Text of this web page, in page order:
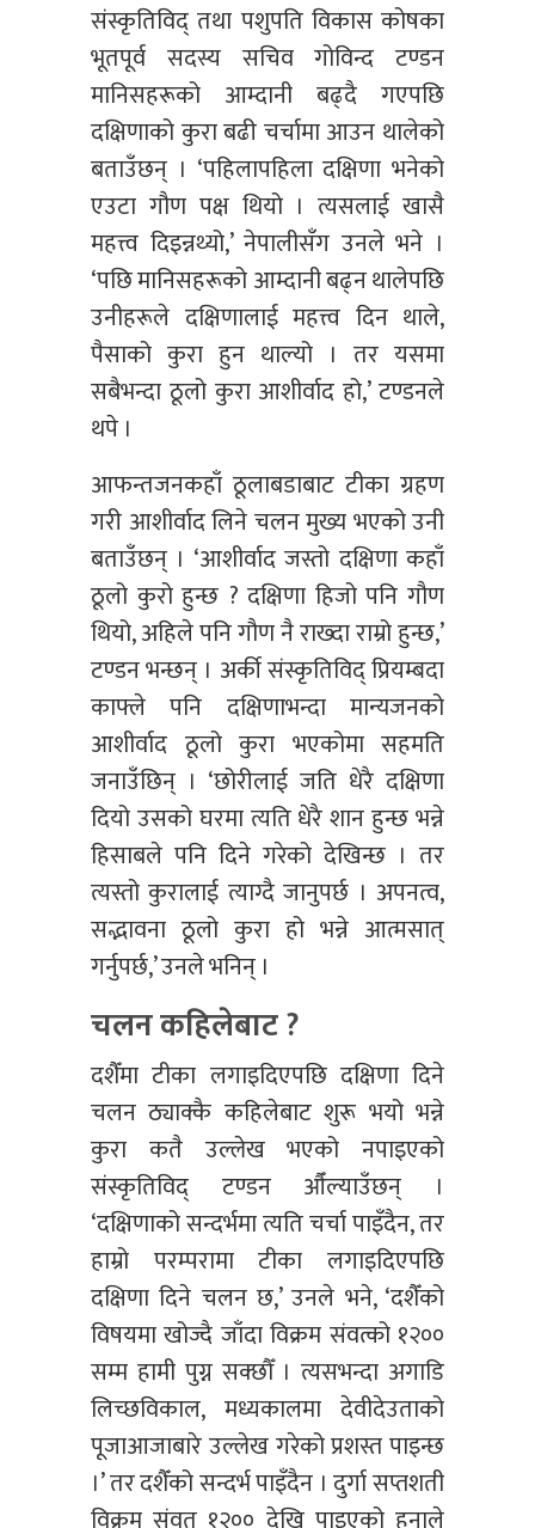
संस्कृतिविद् तथा पशुपति विकास कोषका
भूतपूर्व सदस्य सचिव गोविन्द टण्डन
मानिसहरूको आम्दानी बढ्दै गएपछि
दक्षिणाको कुरा बढी चर्चामा आउन थालेको
बताउँछन् । ‘पहिलापहिला दक्षिणा भनेको
एउटा गौण पक्ष थियो । त्यसलाई खासै
महत्त्व दिइन्नथ्यो,’ नेपालीसँग उनले भने ।
‘पछि मानिसहरूको आम्दानी बढ्न थालेपछि
उनीहरूले दक्षिणालाई महत्त्व दिन थाले,
पैसाको कुरा हुन थाल्यो । तर यसमा
सबैभन्दा ठूलो कुरा आशीर्वाद हो,’ टण्डनले
थपे ।
आफन्तजनकहाँ ठूलाबडाबाट टीका ग्रहण
गरी आशीर्वाद लिने चलन मुख्य भएको उनी
बताउँछन् । ‘आशीर्वाद जस्तो दक्षिणा कहाँ
ठूलो कुरो हुन्छ ? दक्षिणा हिजो पनि गौण
थियो, अहिले पनि गौण नै राख्दा राम्रो हुन्छ,’
टण्डन भन्छन् । अर्की संस्कृतिविद् प्रियम्बदा
काफ्ले पनि दक्षिणाभन्दा मान्यजनको
आशीर्वाद ठूलो कुरा भएकोमा सहमति
जनाउँछिन् । ‘छोरीलाई जति धेरै दक्षिणा
दियो उसको घरमा त्यति धेरै शान हुन्छ भन्ने
हिसाबले पनि दिने गरेको देखिन्छ । तर
त्यस्तो कुरालाई त्याग्दै जानुपर्छ । अपनत्व,
सद्भावना ठूलो कुरा हो भन्ने आत्मसात्
गर्नुपर्छ,’ उनले भनिन् ।
चलन कहिलेबाट ?
दशैँमा टीका लगाइदिएपछि दक्षिणा दिने
चलन ठ्याक्कै कहिलेबाट शुरू भयो भन्ने
कुरा कतै उल्लेख भएको नपाइएको
संस्कृतिविद् टण्डन औँल्याउँछन् ।
‘दक्षिणाको सन्दर्भमा त्यति चर्चा पाइँदैन, तर
हाम्रो परम्परामा टीका लगाइदिएपछि
दक्षिणा दिने चलन छ,’ उनले भने, ‘दशैँको
विषयमा खोज्दै जाँदा विक्रम संवत्को १२००
सम्म हामी पुग्न सक्छौँ । त्यसभन्दा अगाडि
लिच्छविकाल, मध्यकालमा देवीदेउताको
पूजाआजाबारे उल्लेख गरेको प्रशस्त पाइन्छ
।’ तर दशैँको सन्दर्भ पाइँदैन । दुर्गा सप्तशती